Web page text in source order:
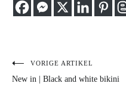
Bericht
navigatie
VORIGE ARTIKEL
New in | Black and white bikini